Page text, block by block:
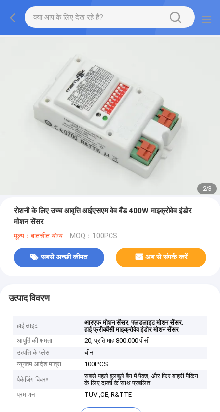
2/3
रोशनी के लिए उच्च आवृत्ति आईएसएम वेव बैंड 400W माइक्रोवेव इंडोर
मोशन सेंसर
मूल्य：बातचीत योग्य MOQ：100PCS
सबसे अच्छी कीमत अब से संपर्क करें
उत्पाद विवरण
हाई लाइट आरएफ मोशन सेंसर,फ्लडलाइट मोशन सेंसर,
हाई फ्रीक्वेंसी माइक्रोवेव इंडोर मोशन सेंसर
आपूर्ति की क्षमता
20, प्रति माह 800.000 पीसी
उत्पत्ति के प्लेस
चीन
न्यूनतम आदेश मात्रा
100PCS
पैकेजिंग विवरण
सबसे पहले बुलबुले बैग में पैक्ड, और फिर बाहरी पैकिंग
के लिए दफ़्ती के साथ प्रबलित
प्रमाणन
TUV ,CE, R&TTE